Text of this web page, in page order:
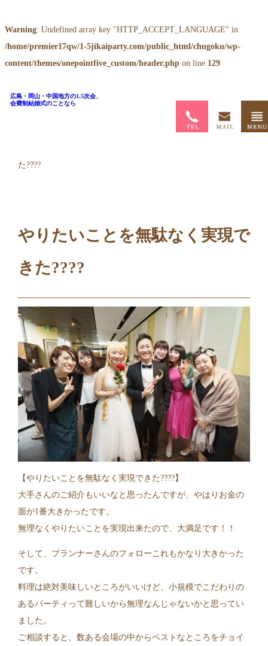
Warning: Undefined array key "HTTP_ACCEPT_LANGUAGE" in
/home/premier17qw/1-5jikaiparty.com/public_html/chugoku/wp-
content/themes/onepointfive_custom/header.php on line 129
広島・岡山・中国地方の1.5次会、
会費制結婚式のことなら
た????
やりたいことを無駄なく実現で
きた????
【やりたいことを無駄なく実現できた????】
大手さんのご紹介もいいなと思ったんですが、やはりお金の
面が1番大きかったです。
無理なくやりたいことを実現出来たので、大満足です！！
そして、プランナーさんのフォローこれもかなり大きかった
です。
料理は絶対美味しいところがいいけど、小規模でこだわりの
あるパーティって難しいから無理なんじゃないかと思ってい
ました。
ご相談すると、数ある会場の中からベストなところをチョイ